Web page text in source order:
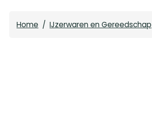
Home / IJzerwaren en Gereedschap